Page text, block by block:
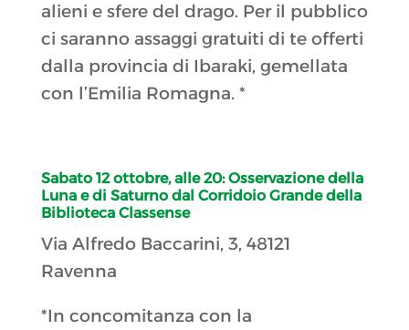
alieni e sfere del drago. Per il pubblico
ci saranno assaggi gratuiti di te offerti
dalla provincia di Ibaraki, gemellata
con l’Emilia Romagna. *
Sabato 12 ottobre, alle 20:Osservazione della
Luna e di Saturno dal Corridoio Grande della
Biblioteca Classense
Via Alfredo Baccarini, 3, 48121
Ravenna
*In concomitanza con la